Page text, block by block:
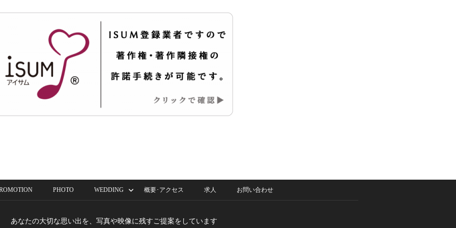
PHOTO WEDDING 概要･アクセス 求人 お問い合わせ
あなたの大切な思い出を、写真や映像に残すご提案をしています